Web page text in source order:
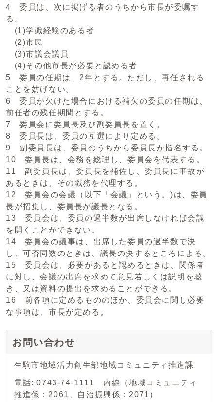
4 委員は、次に掲げる者のうちから市長が委嘱す
る。
(1)学識経験のある者
(2)市民
(3)市議会議員
(4)その他市長が必要と認める者
5 委員の任期は、2年とする。ただし、再任される
ことを妨げない。
6 委員が欠けた場合における補欠の委員の任期は、
前任者の残任期間とする。
7 委員会に委員長及び副委員長を置く。
8 委員長は、委員の互選により定める。
9 副委員長は、委員のうちから委員長が指名する。
10 委員長は、会務を総理し、委員会を代表する。
11 副委員長は、委員長を補佐し、委員長に事故が
あるときは、その職務を代理する。
12 委員会の会議（以下「会議」という。)は、委員
長が招集し、委員長が議長となる。
13 委員会は、委員の過半数が出席しなければ会議
を開くことができない。
14 委員会の議事は、出席した委員の過半数で決
し、可否同数のときは、議長の決するところによる。
15 委員会は、必要があると認めるときは、関係者
に対し、会議の出席を求めて意見若しくは説明を聴
き、又は資料の提出を求めることができる。
16 前各項に定めるもののほか、委員会に関し必要
な事項は、市長が定める。
お問い合わせ
生駒市地域活力創生部地域コミュニティ推進課
電話: 0743-74-1111 内線（地域コミュニティ
推進係：2061、自治振興係：2071）